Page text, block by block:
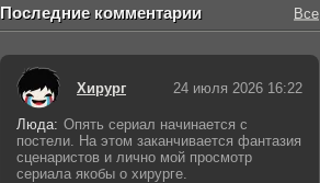
Последние комментарии Все
Хирург 24 июля 2026 16:22
Люда: Опять сериал начинается с
постели. На этом заканчивается фантазия
сценаристов и лично мой просмотр
сериала якобы о хирурге.